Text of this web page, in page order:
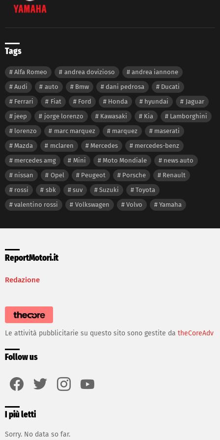
Tags
Alfa Romeo andrea dovizioso
andrea iannone
Audi
auto Bmw dani pedrosa
Ducati
Ferrari
Fiat Ford Honda hyundai
Jaguar
jeep
jorge lorenzo Kawasaki Kia
Lamborghini
lorenzo
marc marquez marquez
maserati
Mazda
mclaren Mercedes
mercedes-benz
mercedes amg
Mini Moto Mondiale
news auto
nissan
Opel Peugeot Porsche
Renault
rossi
sbk suv Suzuki
Toyota
valentino rossi
Volkswagen Volvo Yamaha
ReportMotori.it
Redazione
Le attività pubblicitarie su questo sito sono gestite da theCoreAdv
Follow us
I più letti
Sorry. No data so far.